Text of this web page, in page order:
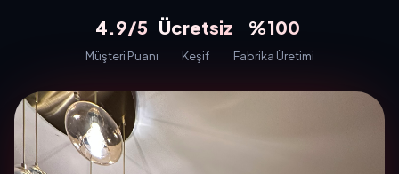
4.9/5
Müşteri Puanı
Ücretsiz
Keşif
%100
Fabrika Üretimi